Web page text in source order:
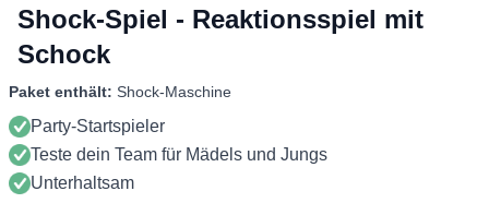
Shock-Spiel - Reaktionsspiel mit
Schock
Paket enthält: Shock-Maschine
Party-Startspieler
Teste dein Team für Mädels und Jungs
Unterhaltsam